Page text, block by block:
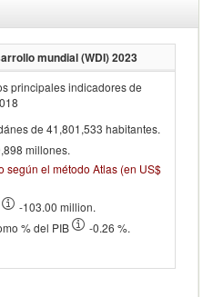
mundial (WDI)2023
principales indicadores de
de 41,801,533 habitantes.
millones.
según el método Atlas (en US$
-103.00 million.
% del PIB
-0.26 %.